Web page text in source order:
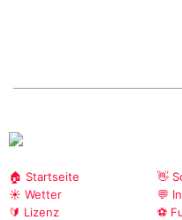
🏠 Startseite
☀️ Wetter
🔰 Lizenz
👋
💬
⚽